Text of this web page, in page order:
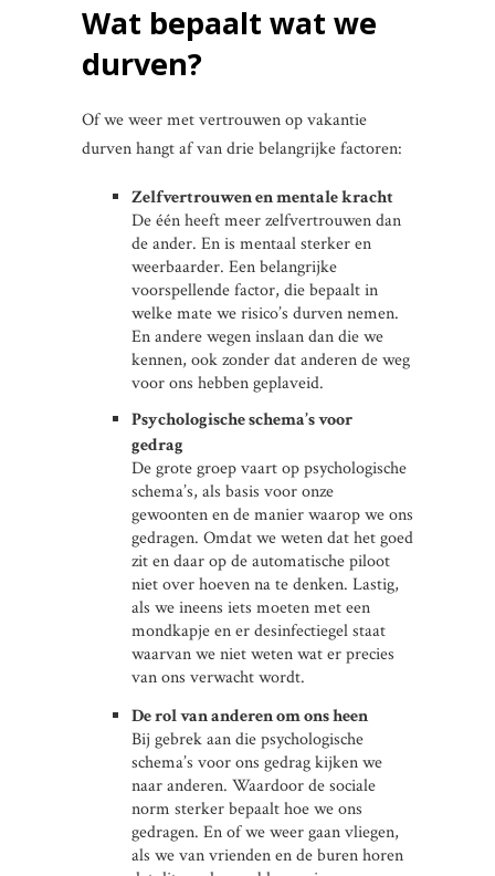
Wat bepaalt wat we
durven?
Of we weer met vertrouwen op vakantie
durven hangt af van drie belangrijke factoren:
Zelfvertrouwen en mentale kracht
De één heeft meer zelfvertrouwen dan
de ander. En is mentaal sterker en
weerbaarder. Een belangrijke
voorspellende factor, die bepaalt in
welke mate we risico’s durven nemen.
En andere wegen inslaan dan die we
kennen, ook zonder dat anderen de weg
voor ons hebben geplaveid.
Psychologische schema’s voor
gedrag
De grote groep vaart op psychologische
schema’s, als basis voor onze
gewoonten en de manier waarop we ons
gedragen. Omdat we weten dat het goed
zit en daar op de automatische piloot
niet over hoeven na te denken. Lastig,
als we ineens iets moeten met een
mondkapje en er desinfectiegel staat
waarvan we niet weten wat er precies
van ons verwacht wordt.
De rol van anderen om ons heen
Bij gebrek aan die psychologische
schema’s voor ons gedrag kijken we
naar anderen. Waardoor de sociale
norm sterker bepaalt hoe we ons
gedragen. En of we weer gaan vliegen,
als we van vrienden en de buren horen